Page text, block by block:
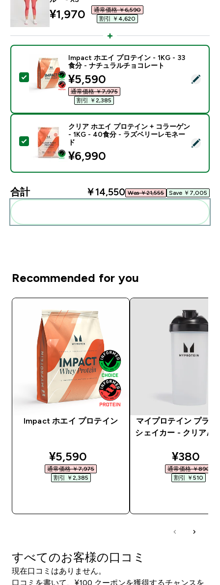
discounted price
¥1,970‎
通常価格 ￥6,590‎
割引 ￥4,620‎
この商品を選択 - Impact ホエイ プロテイン - 1KG -
Impact ホエイ プロテイン - 1KG - 33
食分 - ナチュラルチョコレート
discounted price
¥5,590‎
通常価格 ￥7,975‎
割引 ￥2,385‎
この商品を選択 - クリア ホエイ プロテイン + コラ
クリア ホエイ プロテイン + コラーゲン
- 1KG - 40食分 - ラズベリーレモネー
ド
¥6,990‎
合計 ￥14,550‎ Was ￥21,555‎ Save ￥7,005‎
Recommended for you
Impact ホエイ プロテイン
discounted price
¥5,590‎
通常価格 ￥7,975‎
割引 ￥2,385‎
マイプロテイン プラス
シェイカー - クリア/ブ
¥380‎
通常価格 ￥890‎
割引 ￥510‎
すべてのお客様の口コミ
現在口コミはありません。
口コミを書いて、¥100 クーポンを獲得するチャンスを